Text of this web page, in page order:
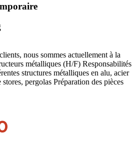
nous sommes actuellement à la
métalliques (H/F) Responsabilités
structures métalliques en alu, acier
pergolas Préparation des pièces